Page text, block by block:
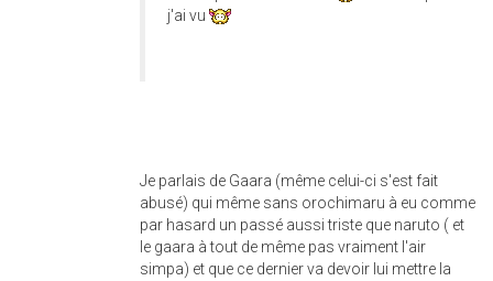
j'ai vu
Je parlais de Gaara (même celui-ci s'est fait
abusé) qui même sans orochimaru à eu comme
par hasard un passé aussi triste que naruto ( et
le gaara à tout de même pas vraiment l'air
simpa) et que ce dernier va devoir lui mettre la